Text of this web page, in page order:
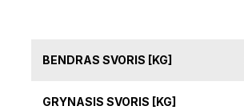
BENDRAS SVORIS [KG]
GRYNASIS SVORIS [KG]